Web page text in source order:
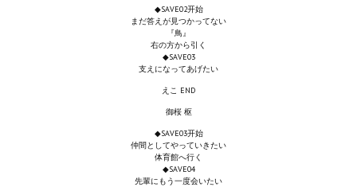
Немного героев меча и магии
Расширенная версия Х3
Doom 3 Remaster Fan Edition
◆SAVE02开始
まだ答えが見つかってない
『鳥』
右の方から引く
◆SAVE03
支えになってあげたい
えこ END
御桜 枢
◆SAVE03开始
仲間としてやっていきたい
体育館へ行く
◆SAVE04
先輩にもう一度会いたい